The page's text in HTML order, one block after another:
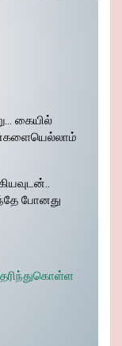
கையில்
போனது